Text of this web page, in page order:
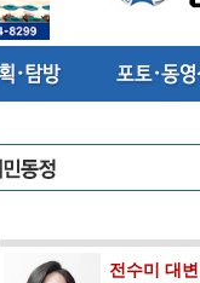
전수미 대